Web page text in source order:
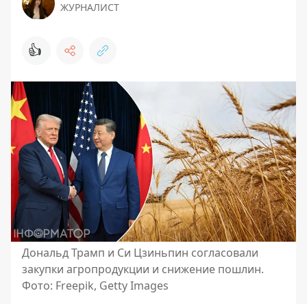
ЖУРНАЛИСТ
👍
Дональд Трамп и Си Цзиньпин согласовали
закупки агропродукции и снижение пошлин.
Фото: Freepik, Getty Images